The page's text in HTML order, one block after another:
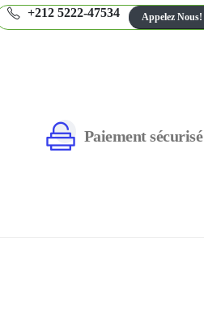
+212 5222-47534 Appelez Nous!
Paiement sécurisé